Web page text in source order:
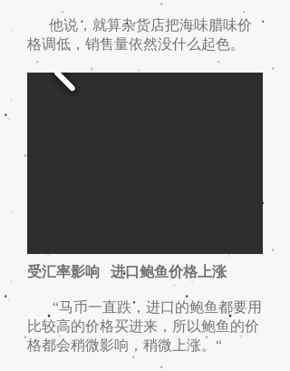
他说，就算杂货店把海味腊味价
格调低，销售量依然没什么起色。
受汇率影响 进口鲍鱼价格上涨
“马币一直跌，进口的鲍鱼都要用
比较高的价格买进来，所以鲍鱼的价
格都会稍微影响，稍微上涨。“